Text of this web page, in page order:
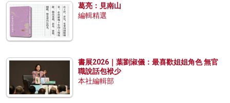
葛亮：見南山
編輯精選
書展2026｜葉劉淑儀：最喜歡姐姐角色 無官
職說話包袱少
本社編輯部